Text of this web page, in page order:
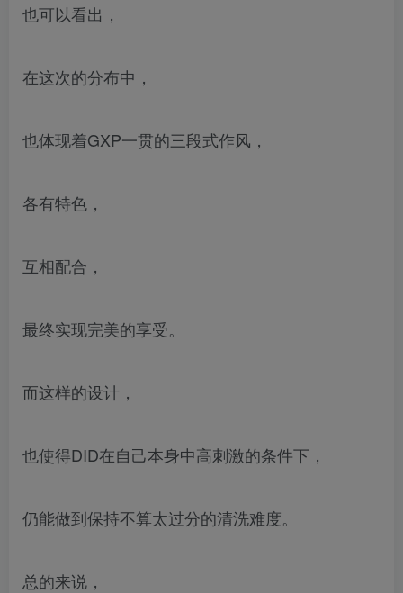
也可以看出，
在这次的分布中，
也体现着GXP一贯的三段式作风，
各有特色，
互相配合，
最终实现完美的享受。
而这样的设计，
也使得DID在自己本身中高刺激的条件下，
仍能做到保持不算太过分的清洗难度。
总的来说，